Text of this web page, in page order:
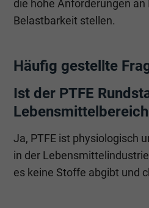
die hohe Anforderungen
Belastbarkeit stellen.
Häufig gestellte
Ist der PTFE
Ja, PTFE ist physiologisch
in der
es keine Stoffe abgibt und